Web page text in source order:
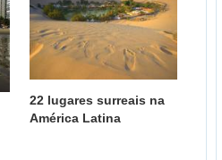
22 lugares surreais na
América Latina